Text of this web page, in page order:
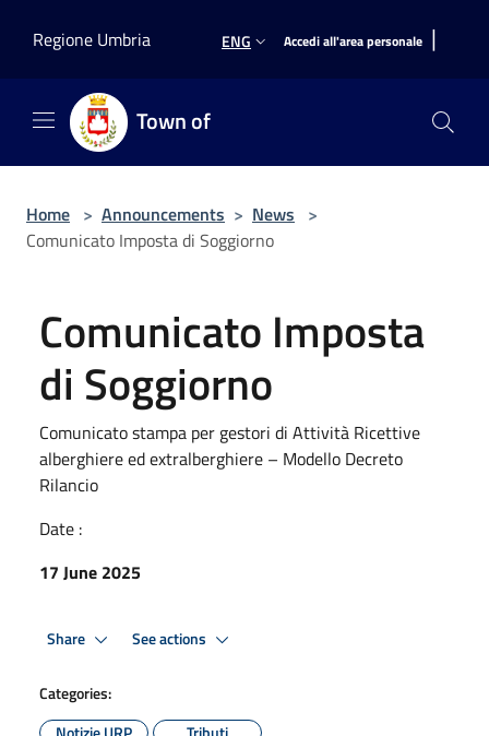
Regione Umbria
ENG Accedi all'area personale |
Town of
Home > Announcements > News >
Comunicato Imposta di Soggiorno
Comunicato Imposta
di Soggiorno
Comunicato stampa per gestori di Attività Ricettive
alberghiere ed extralberghiere – Modello Decreto
Rilancio
Date :
17 June 2025
Share See actions
Categories: